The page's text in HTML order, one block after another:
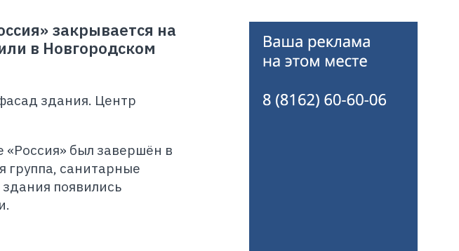
закрывается на
в Новгородском
здания. Центр
был завершён в
группа, санитарные
появились